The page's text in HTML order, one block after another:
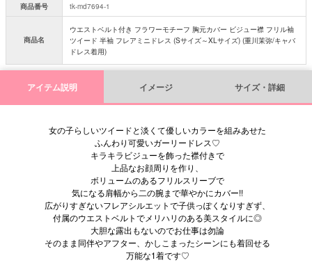
商品番号
tk-md7694-1
商品名
ウエストベルト付き フラワーモチーフ 胸元カバー ビジュー襟 フリル袖
ツイード 半袖 フレアミニドレス (Sサイズ～XLサイズ) (重川茉弥/キャバ
ドレス着用)
アイテム説明 イメージ サイズ・詳細
女の子らしいツイードと淡くて優しいカラーを組みあせた
ふんわり可愛いガーリードレス♡
キラキラビジューを飾った襟付きで
上品なお顔周りを作り、
ボリュームのあるフリルスリーブで
気になる肩幅から二の腕まで華やかにカバー!!
広がりすぎないフレアシルエットで子供っぽくなりすぎず、
付属のウエストベルトでメリハリのある美スタイルに◎
大胆な露出もないのでお仕事は勿論
そのまま同伴やアフター、かしこまったシーンにも着回せる
万能な1着です♡